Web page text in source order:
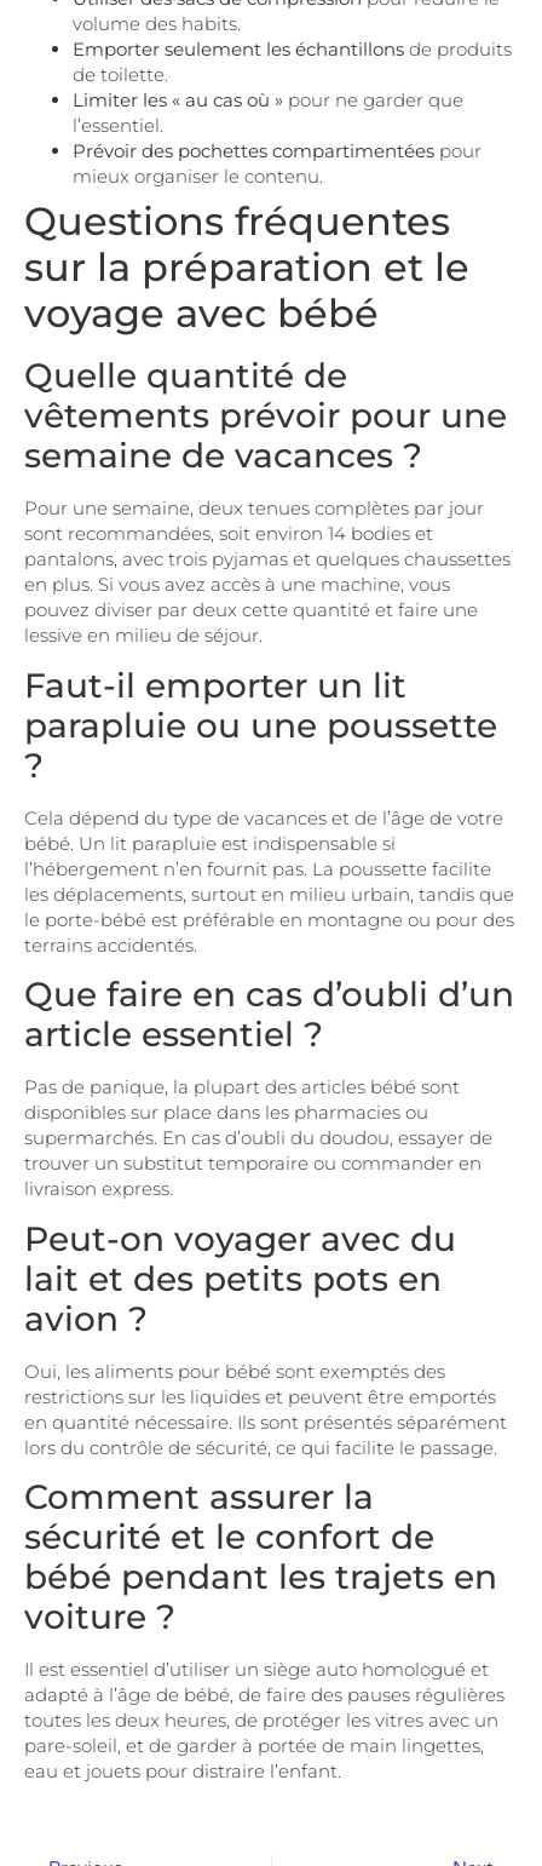
volume des habits.
Emporter seulement les échantillons de produits
de toilette.
Limiter les « au cas où » pour ne garder que
l’essentiel.
Prévoir des pochettes compartimentées pour
mieux organiser le contenu.
Questions fréquentes
sur la préparation et le
voyage avec bébé
Quelle quantité de
vêtements prévoir pour une
semaine de vacances ?
Pour une semaine, deux tenues complètes par jour
sont recommandées, soit environ 14 bodies et
pantalons, avec trois pyjamas et quelques chaussettes
en plus. Si vous avez accès à une machine, vous
pouvez diviser par deux cette quantité et faire une
lessive en milieu de séjour.
Faut-il emporter un lit
parapluie ou une poussette
?
Cela dépend du type de vacances et de l’âge de votre
bébé. Un lit parapluie est indispensable si
l’hébergement n’en fournit pas. La poussette facilite
les déplacements, surtout en milieu urbain, tandis que
le porte-bébé est préférable en montagne ou pour des
terrains accidentés.
Que faire en cas d’oubli d’un
article essentiel ?
Pas de panique, la plupart des articles bébé sont
disponibles sur place dans les pharmacies ou
supermarchés. En cas d’oubli du doudou, essayer de
trouver un substitut temporaire ou commander en
livraison express.
Peut-on voyager avec du
lait et des petits pots en
avion ?
Oui, les aliments pour bébé sont exemptés des
restrictions sur les liquides et peuvent être emportés
en quantité nécessaire. Ils sont présentés séparément
lors du contrôle de sécurité, ce qui facilite le passage.
Comment assurer la
sécurité et le confort de
bébé pendant les trajets en
voiture ?
Il est essentiel d’utiliser un siège auto homologué et
adapté à l’âge de bébé, de faire des pauses régulières
toutes les deux heures, de protéger les vitres avec un
pare-soleil, et de garder à portée de main lingettes,
eau et jouets pour distraire l’enfant.